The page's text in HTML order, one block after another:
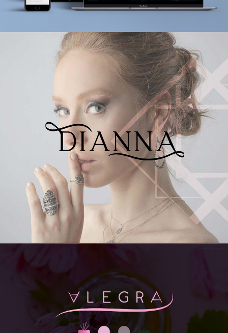
DISEÑO DE MARCA
DISEÑO DE MARCA